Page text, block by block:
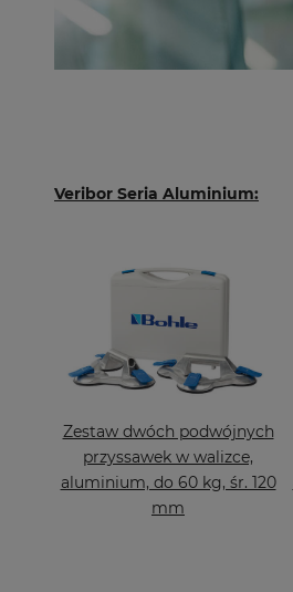
Veribor Seria Aluminium:
Zestaw dwóch podwójnych
przyssawek w walizce,
aluminium, do 60 kg, śr. 120
mm